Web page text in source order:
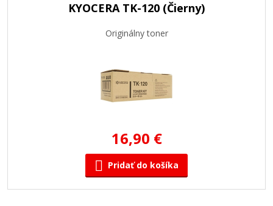
KYOCERA TK-120 (Čierny)
Originálny toner
16,90 €
Pridať do košíka